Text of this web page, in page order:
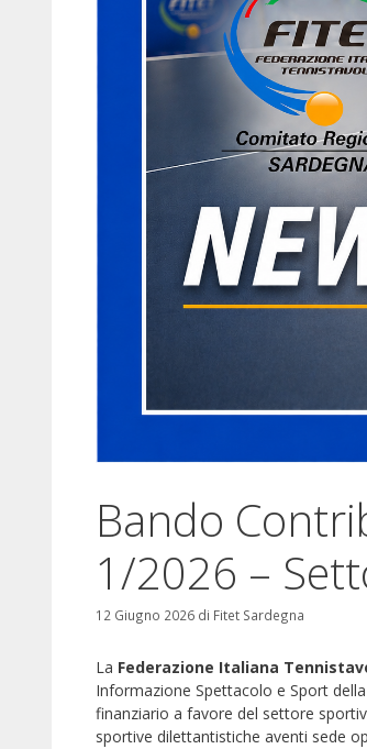
Bando
1/2026 –
12 Giugno 2026 di Fitet Sardegna
La Federazione Italiana
Informazione Spettacolo e Sport della
finanziario a favore del settore
sportive dilettantistiche aventi sede